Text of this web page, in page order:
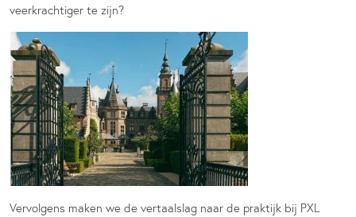
veerkrachtiger te zijn?
Vervolgens maken we de vertaalslag naar de praktijk bij PXL